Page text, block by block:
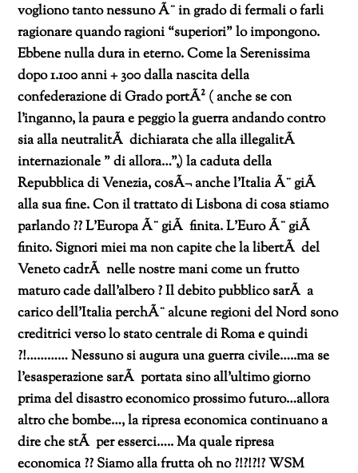
vogliono tanto nessuno Ã¨ in grado di fermali o farli
ragionare quando ragioni “superiori” lo impongono.
Ebbene nulla dura in eterno. Come la Serenissima
dopo 1.100 anni + 300 dalla nascita della
confederazione di Grado portÃ² ( anche se con
l’inganno, la paura e peggio la guerra andando contro
sia alla neutralitÃ dichiarata che alla illegalitÃ
internazionale ” di allora…”,) la caduta della
Repubblica di Venezia,cosÃ¬ anche l’Italia Ã¨ giÃ
alla sua fine. Con il trattato di Lisbona di cosa stiamo
parlando ?? L’Europa Ã¨ giÃ finita. L’Euro Ã¨ giÃ
finito. Signori miei ma non capite che la libertÃ del
Veneto cadrÃ nelle nostre mani come un frutto
maturo cade dall’albero ?Il debito pubblico sarÃ a
carico dell’Italia perchÃ¨ alcune regioni del Nord sono
creditrici verso lo stato centrale di Roma e quindi
?!…………Nessuno si augura una guerra civile…..ma se
l’esasperazione sarÃ portata sino all’ultimo giorno
prima del disastro economico prossimo futuro…allora
altro che bombe…, la ripresa economica continuano a
dire che stÃ per esserci…..Ma quale ripresa
economica ?? Siamo alla frutta oh no ?!?!?!?WSM